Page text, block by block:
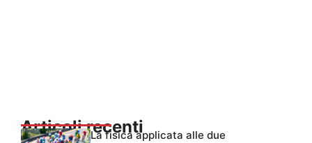
Articoli recentiLa fisica applicata alle due